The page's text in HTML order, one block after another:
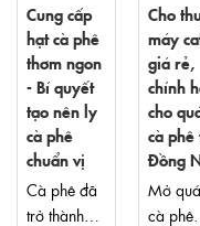
Cung cấp
hạt cà phê
thơm ngon
- Bí quyết
tạo nên ly
cà phê
chuẩn vị
Cà phê đã
trở thành
Cho
máy
giá rẻ,
chính
cho
cà phê
Đồng
Mở
cà phê